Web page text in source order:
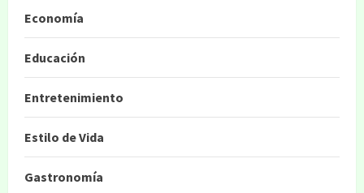
Economía
Educación
Entretenimiento
Estilo de Vida
Gastronomía